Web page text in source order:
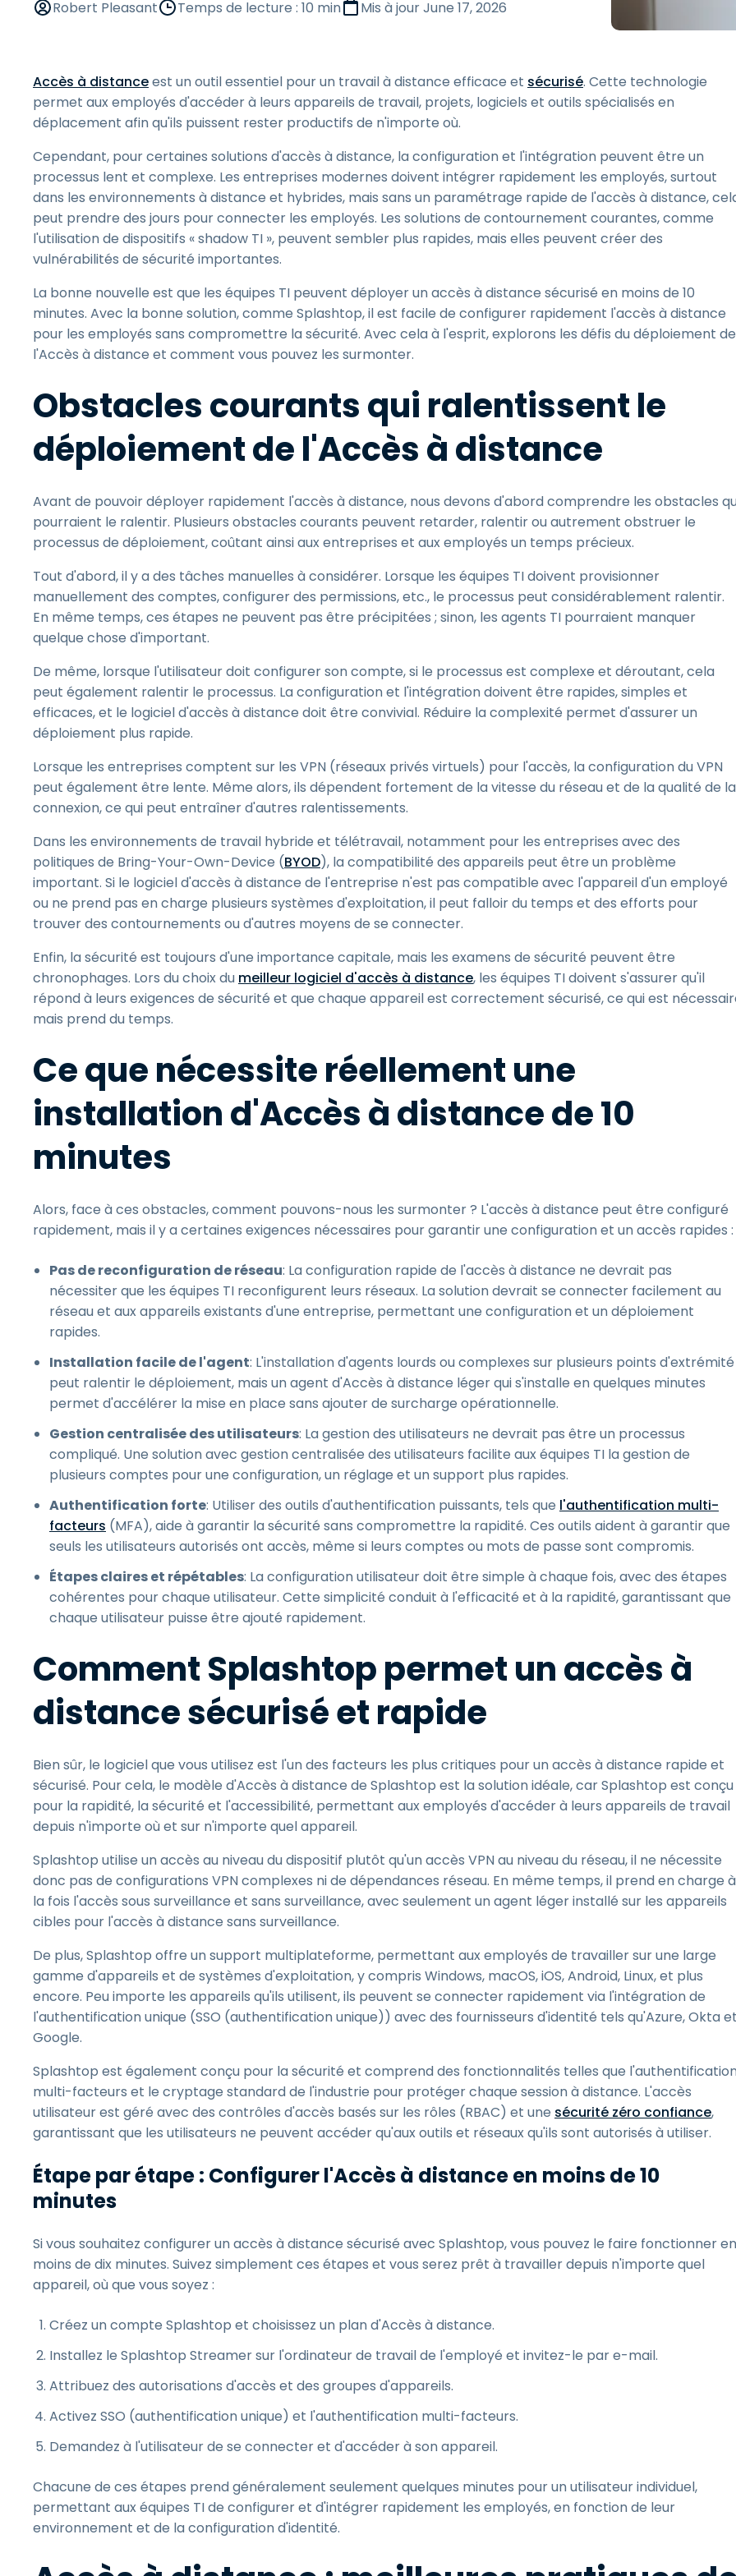
Assistance sur le terrain
Travail à distance avec
Wacom
Sécurité des points
terminaux
Voir tous les besoins
Voir
Robert Pleasant Temps de lecture : 10 min Mis à jourJune 17, 2026
Accès à distanceest un outil essentiel pour un travail à distance efficace et sécurisé. Cette technologie
permet aux employés d'accéder à leurs appareils de travail, projets, logiciels et outils spécialisés en
déplacement afin qu'ils puissent rester productifs de n'importe où.
Cependant, pour certaines solutions d'accès à distance, la configuration et l'intégration peuvent être un
processus lent et complexe. Les entreprises modernes doivent intégrer rapidement les employés, surtout
dans les environnements à distance et hybrides, mais sans un paramétrage rapide de l'accès à distance,
peut prendre des jours pour connecter les employés. Les solutions de contournement courantes, comme
l'utilisation de dispositifs « shadow TI », peuvent sembler plus rapides, mais elles peuvent créer des
vulnérabilités de sécurité importantes.
La bonne nouvelle est que les équipes TI peuvent déployer un accès à distance sécurisé en moins de 10
minutes. Avec la bonne solution, comme Splashtop, il est facile de configurer rapidement l'accès à distance
pour les employés sans compromettre la sécurité. Avec cela à l'esprit, explorons les défis du déploiement de
l'Accès à distance et comment vous pouvez les surmonter.
Obstacles courants qui ralentissent le
déploiement de l'Accès à distance
Avant de pouvoir déployer rapidement l'accès à distance, nous devons d'abord comprendre les obstacles
pourraient le ralentir. Plusieurs obstacles courants peuvent retarder, ralentir ou autrement obstruer le
processus de déploiement, coûtant ainsi aux entreprises et aux employés un temps précieux.
Tout d'abord, il y a des tâches manuelles à considérer. Lorsque les équipes TI doivent provisionner
manuellement des comptes, configurer des permissions, etc., le processus peut considérablement ralentir.
En même temps, ces étapes ne peuvent pas être précipitées ; sinon, les agents TI pourraient manquer
quelque chose d'important.
De même, lorsque l'utilisateur doit configurer son compte, si le processus est complexe et déroutant, cela
peut également ralentir le processus. La configuration et l'intégration doivent être rapides, simples et
efficaces, et le logiciel d'accès à distance doit être convivial. Réduire la complexité permet d'assurer un
déploiement plus rapide.
Lorsque les entreprises comptent sur les VPN (réseaux privés virtuels) pour l'accès, la configuration du VPN
peut également être lente. Même alors, ils dépendent fortement de la vitesse du réseau et de la qualité de la
connexion, ce qui peut entraîner d'autres ralentissements.
Dans les environnements de travail hybride et télétravail, notamment pour les entreprises avec des
politiques de Bring-Your-Own-Device (BYOD), la compatibilité des appareils peut être un problème
important. Si le logiciel d'accès à distance de l'entreprise n'est pas compatible avec l'appareil d'un employé
ou ne prend pas en charge plusieurs systèmes d'exploitation, il peut falloir du temps et des efforts pour
trouver des contournements ou d'autres moyens de se connecter.
Enfin, la sécurité est toujours d'une importance capitale, mais les examens de sécurité peuvent être
chronophages. Lors du choix du meilleur logiciel d'accès à distance, les équipes TI doivent s'assurer qu'il
répond à leurs exigences de sécurité et que chaque appareil est correctement sécurisé, ce qui est
mais prend du temps.
Ce que nécessite réellement une
installation d'Accès à distance de 10
minutes
Alors, face à ces obstacles, comment pouvons-nous les surmonter ? L'accès à distance peut être configuré
rapidement, mais il y a certaines exigences nécessaires pour garantir une configuration et un accès rapides :
Pas de reconfiguration de réseau: La configuration rapide de l'accès à distance ne devrait pas
nécessiter que les équipes TI reconfigurent leurs réseaux. La solution devrait se connecter facilement au
réseau et aux appareils existants d'une entreprise, permettant une configuration et un déploiement
rapides.
Installation facile de l'agent: L'installation d'agents lourds ou complexes sur plusieurs points d'extrémité
peut ralentir le déploiement, mais un agent d'Accès à distance léger qui s'installe en quelques minutes
permet d'accélérer la mise en place sans ajouter de surcharge opérationnelle.
Gestion centralisée des utilisateurs: La gestion des utilisateurs ne devrait pas être un processus
compliqué. Une solution avec gestion centralisée des utilisateurs facilite aux équipes TI la gestion de
plusieurs comptes pour une configuration, un réglage et un support plus rapides.
Authentification forte: Utiliser des outils d'authentification puissants, tels que l'authentification multi-
facteurs (MFA), aide à garantir la sécurité sans compromettre la rapidité. Ces outils aident à garantir que
seuls les utilisateurs autorisés ont accès, même si leurs comptes ou mots de passe sont compromis.
Étapes claires et répétables: La configuration utilisateur doit être simple à chaque fois, avec des étapes
cohérentes pour chaque utilisateur. Cette simplicité conduit à l'efficacité et à la rapidité, garantissant que
chaque utilisateur puisse être ajouté rapidement.
Comment Splashtop permet un accès à
distance sécurisé et rapide
Bien sûr, le logiciel que vous utilisez est l'un des facteurs les plus critiques pour un accès à distance rapide et
sécurisé. Pour cela, le modèle d'Accès à distance de Splashtop est la solution idéale, car Splashtop est conçu
pour la rapidité, la sécurité et l'accessibilité, permettant aux employés d'accéder à leurs appareils de travail
depuis n'importe où et sur n'importe quel appareil.
Splashtop utilise un accès au niveau du dispositif plutôt qu'un accès VPN au niveau du réseau, il ne nécessite
donc pas de configurations VPN complexes ni de dépendances réseau. En même temps, il prend en charge à
la fois l'accès sous surveillance et sans surveillance, avec seulement un agent léger installé sur les appareils
cibles pour l'accès à distance sans surveillance.
De plus, Splashtop offre un support multiplateforme, permettant aux employés de travailler sur une large
gamme d'appareils et de systèmes d'exploitation, y compris Windows, macOS, iOS, Android, Linux, et plus
encore. Peu importe les appareils qu'ils utilisent, ils peuvent se connecter rapidement via l'intégration de
l'authentification unique (SSO (authentification unique)) avec des fournisseurs d'identité tels qu'Azure, Okta
Google.
Splashtop est également conçu pour la sécurité et comprend des fonctionnalités telles que
multi-facteurs et le cryptage standard de l'industrie pour protéger chaque session à distance. L'accès
utilisateur est géré avec des contrôles d'accès basés sur les rôles (RBAC) et une sécurité zéro confiance,
garantissant que les utilisateurs ne peuvent accéder qu'aux outils et réseaux qu'ils sont autorisés à utiliser.
Étape par étape : Configurer l'Accès à distance en moins de 10
minutes
Si vous souhaitez configurer un accès à distance sécurisé avec Splashtop, vous pouvez le faire fonctionner en
moins de dix minutes. Suivez simplement ces étapes et vous serez prêt à travailler depuis n'importe quel
appareil, où que vous soyez :
Créez un compte Splashtop et choisissez un plan d'Accès à distance.
Installez le Splashtop Streamer sur l'ordinateur de travail de l'employé et invitez-le par e-mail.
Attribuez des autorisations d'accès et des groupes d'appareils.
Activez SSO (authentification unique) et l'authentification multi-facteurs.
Demandez à l'utilisateur de se connecter et d'accéder à son appareil.
Chacune de ces étapes prend généralement seulement quelques minutes pour un utilisateur individuel,
permettant aux équipes TI de configurer et d'intégrer rapidement les employés, en fonction de leur
environnement et de la configuration d'identité.